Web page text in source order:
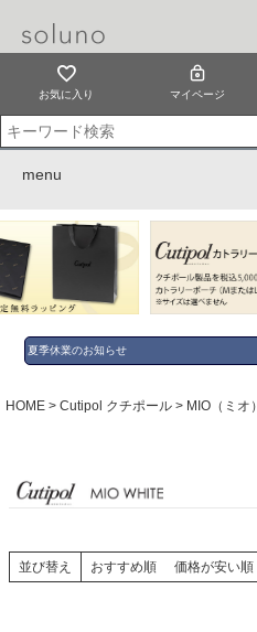
お気に入り マイページ
menu
夏季休業のお知らせ
HOME Cutipol クチポール MIO（ミオ）
並び替え おすすめ順 価格が安い順